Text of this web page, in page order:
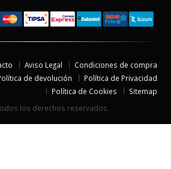
Aviso Legal
Condiciones de compra
de devolución
Política de Privacidad
Política de Cookies
Sitemap
los derechos reservados.